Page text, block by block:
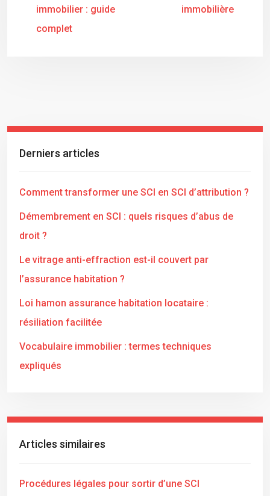
immobilier : guide
complet
immobilière
Derniers articles
Comment transformer une SCI en SCI d’attribution ?
Démembrement en SCI : quels risques d’abus de
droit ?
Le vitrage anti-effraction est-il couvert par
l’assurance habitation ?
Loi hamon assurance habitation locataire :
résiliation facilitée
Vocabulaire immobilier : termes techniques
expliqués
Articles similaires
Procédures légales pour sortir d’une SCI